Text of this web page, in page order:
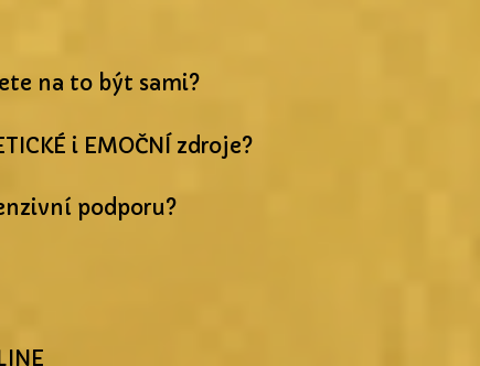
na to být sami?
i EMOČNÍ zdroje?
podporu?